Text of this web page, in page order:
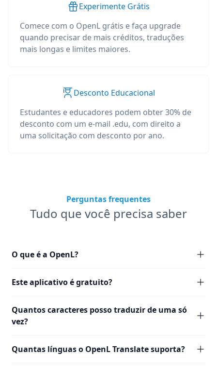
Experimente Grátis
Comece com o OpenL grátis e faça upgrade
quando precisar de mais créditos, traduções
mais longas e limites maiores.
Desconto Educacional
Estudantes e educadores podem obter 30% de
desconto com um e-mail .edu, com direito a
uma solicitação com desconto por ano.
Perguntas frequentes
Tudo que você precisa saber
O que é a OpenL?
Este aplicativo é gratuito?
Quantos caracteres posso traduzir de uma só
vez?
Quantas línguas o OpenL Translate suporta?